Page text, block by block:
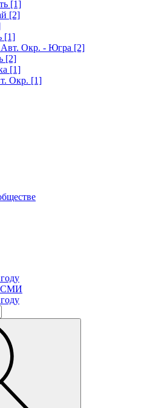
[1]
[2]
[1]
Окр. - Югра [2]
[2]
[1]
Окр. [1]